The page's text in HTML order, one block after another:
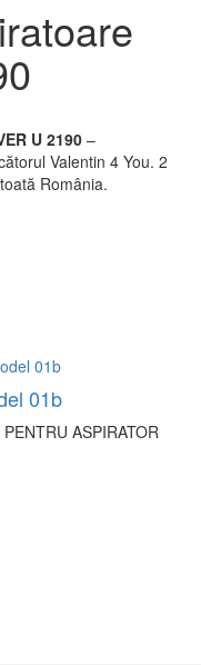
U 2190 –
Valentin 4 You. 2
România.
01b
PENTRU ASPIRATOR